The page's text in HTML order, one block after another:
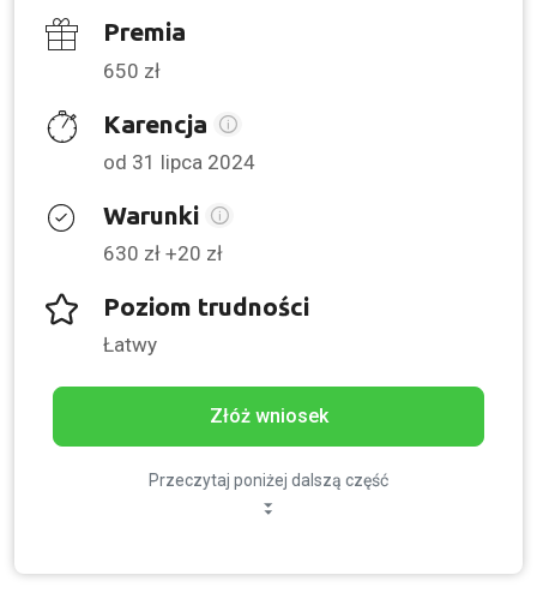
Premia
650 zł
Karencja
od 31 lipca 2024
Warunki
630 zł +20 zł
Poziom trudności
Łatwy
Złóż wniosek
Przeczytaj poniżej dalszą część